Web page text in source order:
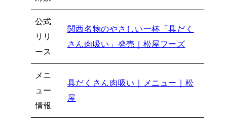
公式
リリ
ース
関西名物のやさしい一杯「具だく
さん肉吸い」発売｜松屋フーズ
メニ
ュー
情報
具だくさん肉吸い｜メニュー｜松
屋